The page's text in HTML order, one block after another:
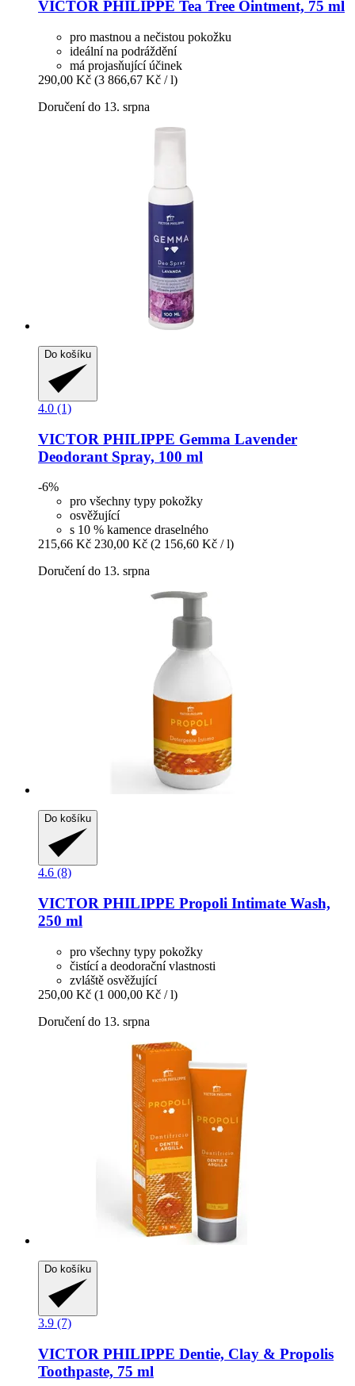
VICTOR PHILIPPE Tea Tree Ointment, 75 ml
pro mastnou a nečistou pokožku
ideální na podráždění
má projasňující účinek
290,00 Kč (3 866,67 Kč / l)
Doručení do 13. srpna
Do košíku
4.0 (1)
VICTOR PHILIPPE Gemma Lavender
Deodorant Spray, 100 ml
-6%
pro všechny typy pokožky
osvěžující
s 10 % kamence draselného
215,66 Kč 230,00 Kč (2 156,60 Kč / l)
Doručení do 13. srpna
Do košíku
4.6 (8)
VICTOR PHILIPPE Propoli Intimate Wash,
250 ml
pro všechny typy pokožky
čistící a deodorační vlastnosti
zvláště osvěžující
250,00 Kč (1 000,00 Kč / l)
Doručení do 13. srpna
Do košíku
3.9 (7)
VICTOR PHILIPPE Dentie, Clay & Propolis
Toothpaste, 75 ml